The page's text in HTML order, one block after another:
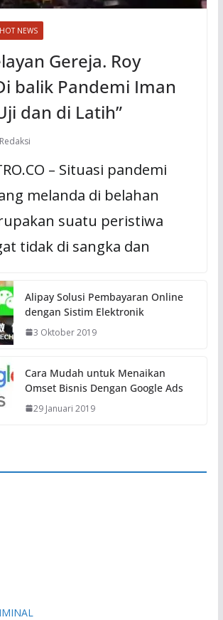
HOT NEWS
Gereja. Roy
balik Pandemi Iman
dan di Latih”
Redaksi
– Situasi pandemi
melanda di belahan
suatu peristiwa
tidak di sangka dan
Alipay Solusi Pembayaran Online
dengan Sistim Elektronik
3 Oktober 2019
Cara Mudah untuk Menaikan
Omset Bisnis Dengan Google Ads
29 Januari 2019